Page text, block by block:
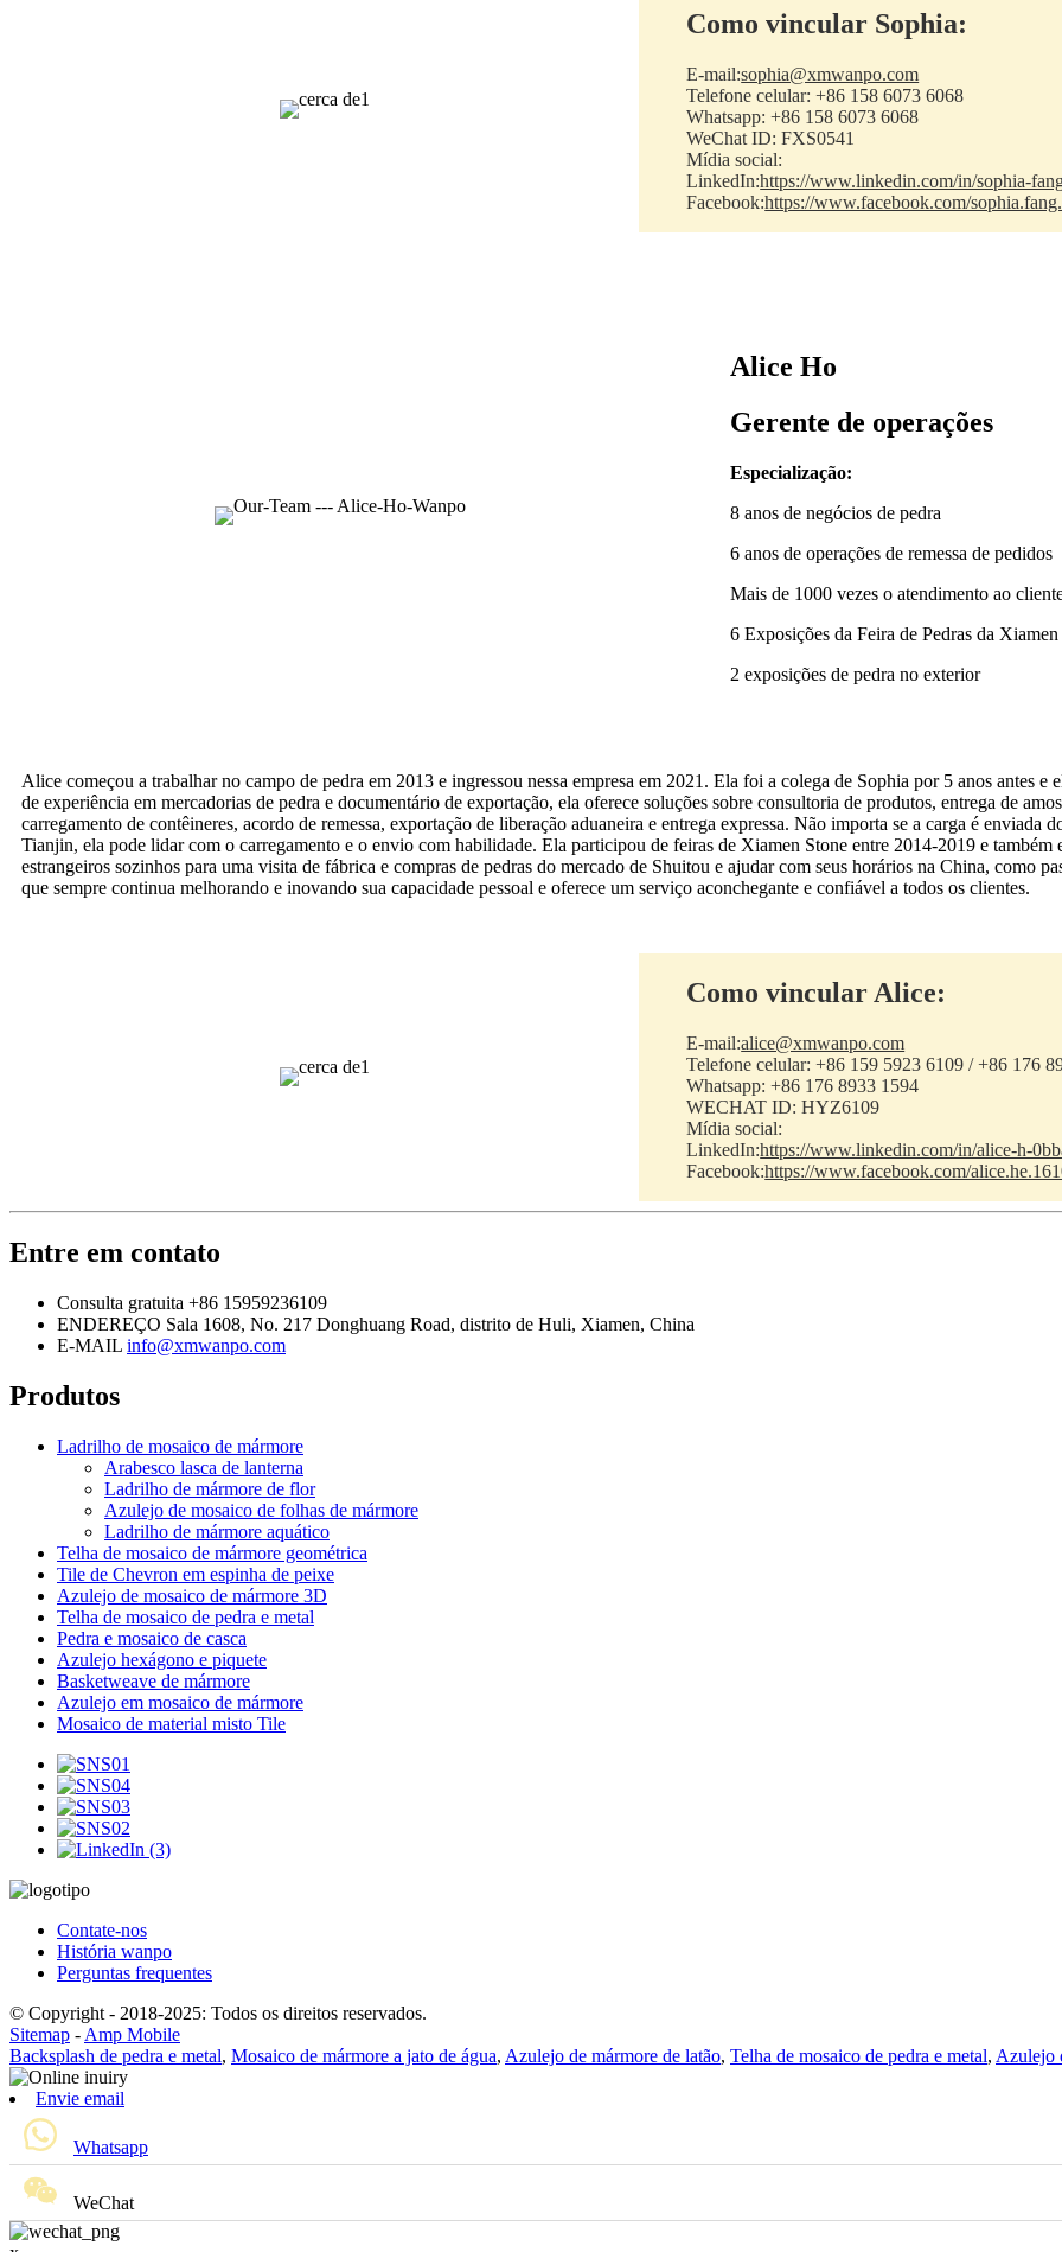
Como vincular Sophia:
E-mail:sophia@xmwanpo.com
Telefone celular: +86 158 6073 6068
Whatsapp: +86 158 6073 6068
WeChat ID: FXS0541
Mídia social:
LinkedIn:https://www.linkedin.com/in/sophia-
Facebook:https://www.facebook.com/
Alice Ho
Gerente de operações
Especialização:
8 anos de negócios de pedra
6 anos de operações de remessa de pedidos
Mais de 1000 vezes o atendimento ao
6 Exposições da Feira de Pedras da Xiamen
2 exposições de pedra no exterior
Alice começou a trabalhar no campo de pedra em 2013 e ingressou nessa empresa em 2021. Ela foi a colega de Sophia por 5 anos antes
de experiência em mercadorias de pedra e documentário de exportação, ela oferece soluções sobre consultoria de produtos, entrega de
carregamento de contêineres, acordo de remessa, exportação de liberação aduaneira e entrega expressa. Não importa se a carga é
Tianjin, ela pode lidar com o carregamento e o envio com habilidade. Ela participou de feiras de Xiamen Stone entre 2014-2019 e
estrangeiros sozinhos para uma visita de fábrica e compras de pedras do mercado de Shuitou e ajudar com seus horários na China, como
que sempre continua melhorando e inovando sua capacidade pessoal e oferece um serviço aconchegante e confiável a todos os clientes.
Como vincular Alice:
E-mail:alice@xmwanpo.com
Telefone celular: +86 159 5923 6109 / +86 176
Whatsapp: +86 176 8933 1594
WECHAT ID: HYZ6109
Mídia social:
LinkedIn:https://www.linkedin.com/in/alice-h-
Facebook:https://www.facebook.com/
Entre em contato
Consulta gratuita +86 15959236109
ENDEREÇO Sala 1608, No. 217 Donghuang Road, distrito de Huli, Xiamen, China
E-MAIL info@xmwanpo.com
Produtos
Ladrilho de mosaico de mármore
Arabesco lasca de lanterna
Ladrilho de mármore de flor
Azulejo de mosaico de folhas de mármore
Ladrilho de mármore aquático
Telha de mosaico de mármore geométrica
Tile de Chevron em espinha de peixe
Azulejo de mosaico de mármore 3D
Telha de mosaico de pedra e metal
Pedra e mosaico de casca
Azulejo hexágono e piquete
Basketweave de mármore
Azulejo em mosaico de mármore
Mosaico de material misto Tile
Contate-nos
História wanpo
Perguntas frequentes
© Copyright - 2018-2025: Todos os direitos reservados.
Sitemap - Amp Mobile
Backsplash de pedra e metal, Mosaico de mármore a jato de água, Azulejo de mármore de latão, Telha de mosaico de pedra e metal, Azulejo
Envie email
Whatsapp
WeChat